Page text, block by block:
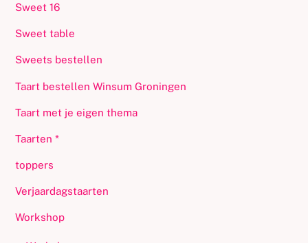
Sweet 16
Sweet table
Sweets bestellen
Taart bestellen Winsum Groningen
Taart met je eigen thema
Taarten *
toppers
Verjaardagstaarten
Workshop